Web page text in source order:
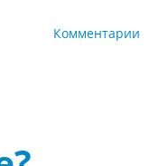
Комментарии